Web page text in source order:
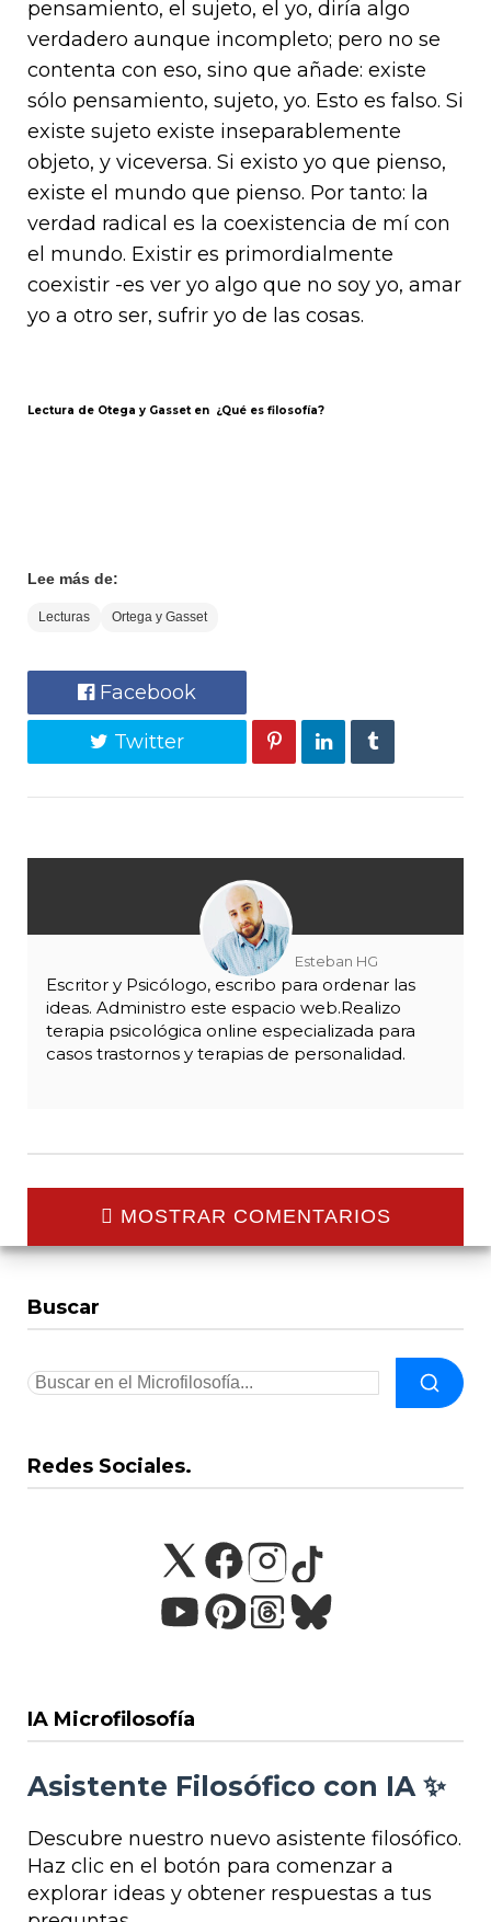
pensamiento, el sujeto, el yo, diría algo
verdadero aunque incompleto; pero no se
contenta con eso, sino que añade: existe
sólo pensamiento, sujeto, yo. Esto es falso. Si
existe sujeto existe inseparablemente
objeto, y viceversa. Si existo yo que pienso,
existe el mundo que pienso. Por tanto: la
verdad radical es la coexistencia de mí con
el mundo. Existir es primordialmente
coexistir -es ver yo algo que no soy yo, amar
yo a otro ser, sufrir yo de las cosas.
Lectura de Otega y Gasset en ¿Qué es filosofía?
Lee más de:
Lecturas Ortega y Gasset
Facebook
Twitter
Esteban HG
Escritor y Psicólogo, escribo para ordenar las
ideas. Administro este espacio web.Realizo
terapia psicológica online especializada para
casos trastornos y terapias de personalidad.
MOSTRAR COMENTARIOS
Buscar
Redes Sociales.
IA Microfilosofía
Asistente Filosófico con IA ✨
Descubre nuestro nuevo asistente filosófico.
Haz clic en el botón para comenzar a
explorar ideas y obtener respuestas a tus